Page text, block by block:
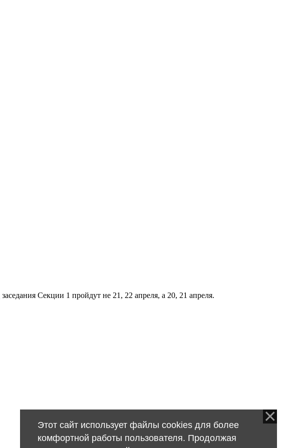
заседания Секции 1 пройдут не 21, 22 апреля, а 20, 21 апреля.
Этот сайт использует файлы cookies для более
комфортной работы пользователя. Продолжая